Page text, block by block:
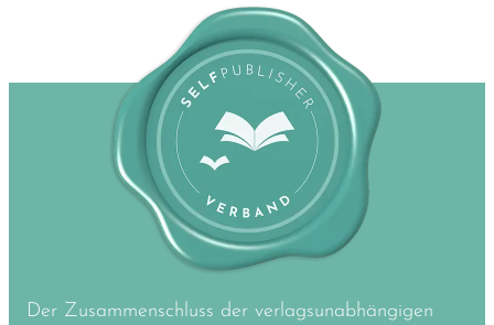
Der Zusammenschluss der verlagsunabhängigen